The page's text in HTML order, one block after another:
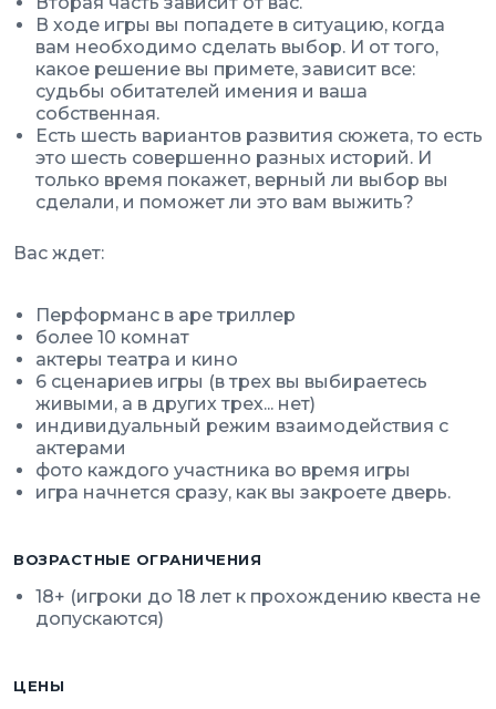
В ходе игры вы попадете в ситуацию, когда
вам необходимо сделать выбор. И от того,
какое решение вы примете, зависит все:
судьбы обитателей имения и ваша
собственная.
Есть шесть вариантов развития сюжета, то есть
это шесть совершенно разных историй. И
только время покажет, верный ли выбор вы
сделали, и поможет ли это вам выжить?
Вас ждет:
Перформанс в аре триллер
более 10 комнат
актеры театра и кино
6 сценариев игры (в трех вы выбираетесь
живыми, а в других трех... нет)
индивидуальный режим взаимодействия с
актерами
фото каждого участника во время игры
игра начнется сразу, как вы закроете дверь.
ВОЗРАСТНЫЕ ОГРАНИЧЕНИЯ
18+ (игроки до 18 лет к прохождению квеста не
допускаются)
ЦЕНЫ